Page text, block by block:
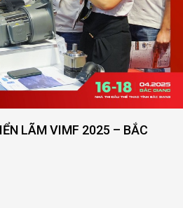
LÃM VIMF 2025 – BẮC